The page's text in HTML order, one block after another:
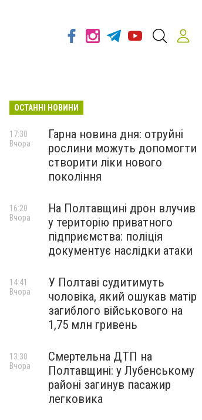
ОСТАННІ НОВИНИ
Гарна новина дня: отруйні
рослини можуть допомогти
створити ліки нового
покоління
17:30
Вчора
На Полтавщині дрон влучив
у територію приватного
підприємства: поліція
документує наслідки атаки
16:20
Вчора
У Полтаві судитимуть
чоловіка, який ошукав матір
загиблого військового на
1,75 млн гривень
14:41
Вчора
Смертельна ДТП на
Полтавщині: у Лубенському
районі загинув пасажир
легковика
13:30
Вчора